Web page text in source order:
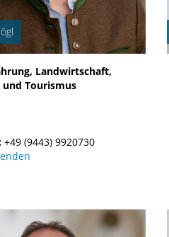
Landwirtschaft,
und Tourismus
+49 (9443) 9920730